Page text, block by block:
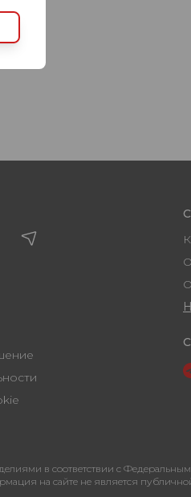
соглашение
в соответствии с Федеральным
на сайте не является